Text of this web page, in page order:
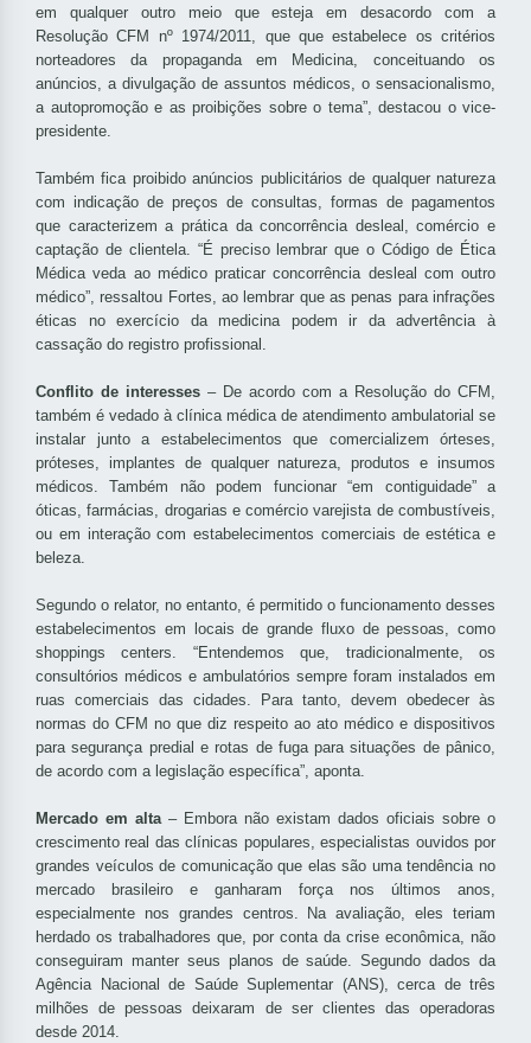
em qualquer outro meio que esteja em desacordo com a
Resolução CFM nº 1974/2011, que que estabelece os critérios
norteadores da propaganda em Medicina, conceituando os
anúncios, a divulgação de assuntos médicos, o sensacionalismo,
a autopromoção e as proibições sobre o tema”, destacou o vice-
presidente.
Também fica proibido anúncios publicitários de qualquer natureza
com indicação de preços de consultas, formas de pagamentos
que caracterizem a prática da concorrência desleal, comércio e
captação de clientela. “É preciso lembrar que o Código de Ética
Médica veda ao médico praticar concorrência desleal com outro
médico”, ressaltou Fortes, ao lembrar que as penas para infrações
éticas no exercício da medicina podem ir da advertência à
cassação do registro profissional.
Conflito de interesses – De acordo com a Resolução do CFM,
também é vedado à clínica médica de atendimento ambulatorial se
instalar junto a estabelecimentos que comercializem órteses,
próteses, implantes de qualquer natureza, produtos e insumos
médicos. Também não podem funcionar “em contiguidade” a
óticas, farmácias, drogarias e comércio varejista de combustíveis,
ou em interação com estabelecimentos comerciais de estética e
beleza.
Segundo o relator, no entanto, é permitido o funcionamento desses
estabelecimentos em locais de grande fluxo de pessoas, como
shoppings centers. “Entendemos que, tradicionalmente, os
consultórios médicos e ambulatórios sempre foram instalados em
ruas comerciais das cidades. Para tanto, devem obedecer às
normas do CFM no que diz respeito ao ato médico e dispositivos
para segurança predial e rotas de fuga para situações de pânico,
de acordo com a legislação específica”, aponta.
Mercado em alta– Embora não existam dados oficiais sobre o
crescimento real das clínicas populares, especialistas ouvidos por
grandes veículos de comunicação que elas são uma tendência no
mercado brasileiro e ganharam força nos últimos anos,
especialmente nos grandes centros. Na avaliação, eles teriam
herdado os trabalhadores que, por conta da crise econômica, não
conseguiram manter seus planos de saúde. Segundo dados da
Agência Nacional de Saúde Suplementar (ANS), cerca de três
milhões de pessoas deixaram de ser clientes das operadoras
desde 2014.